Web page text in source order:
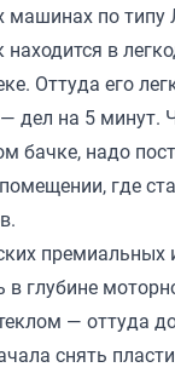
машинах по типу
в
Оттуда его
дел на 5 минут.
бачке, надо
где
глубине
— оттуда
снять